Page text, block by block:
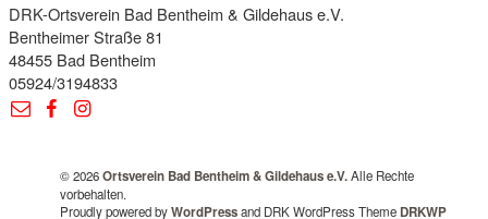
DRK-Ortsverein Bad Bentheim & Gildehaus e.V.
Bentheimer Straße 81
48455 Bad Bentheim
05924/3194833
© 2026Ortsverein Bad Bentheim & Gildehaus e.V.Alle Rechte
vorbehalten.
Proudly powered byWordPressand DRK WordPress Theme DRKWP